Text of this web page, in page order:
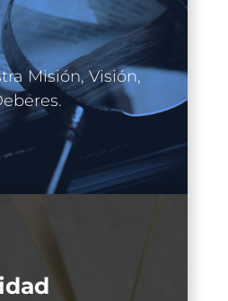
Misión, Visión,